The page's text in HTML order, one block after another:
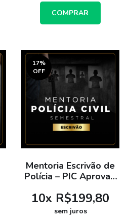
COMPRAR
17%
OFF
Mentoria Escrivão de
Polícia – PIC Aprova -
10x R$199,80
sem juros